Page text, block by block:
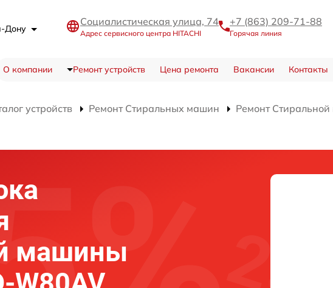
Дону
Социалистическая улица, 74
Адрес сервисного центра HITACHI
+7 (863) 209-71-88
Горячая линия
О компании Ремонт устройств Цена ремонта Вакансии Контакты
устройств Ремонт Стиральных машин
Ремонт
машины